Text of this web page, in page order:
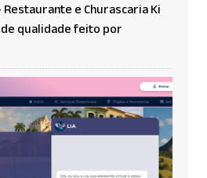
Restaurante e Churascaria Ki
qualidade feito por